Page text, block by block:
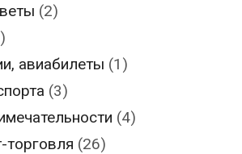
(2)
авиабилеты (1)
(3)
(4)
торговля (26)